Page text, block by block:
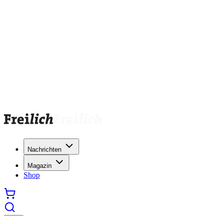
Nachrichten
Magazin
Shop